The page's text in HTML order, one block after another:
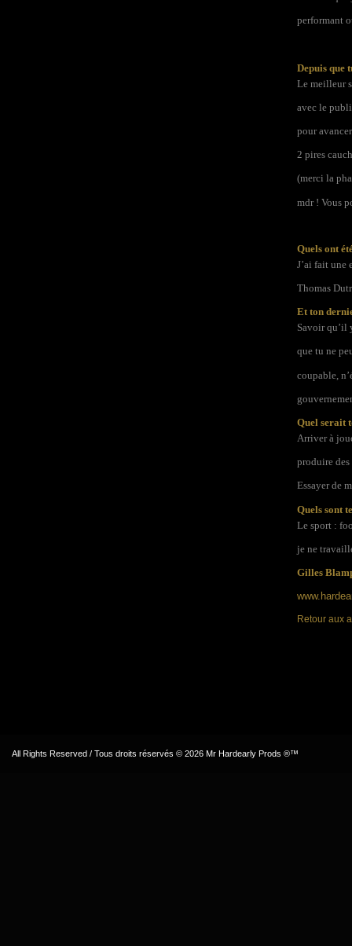
performant
Depuis que
Le meilleur
avec le
pour
2 pires
(merci la
mdr ! Vous
Quels ont
J’ai fait une
Thomas
Et ton
Savoir qu’il
que tu ne
coupable,
Quel serait
Arriver à
produire
Essayer de
Quels sont
Le sport :
je ne
Gilles
Retour aux
All Rights Reserved / Tous droits réservés © 2026 Mr Hardearly Prods ®™